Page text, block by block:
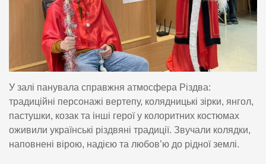
У залі панувала справжня атмосфера Різдва:
традиційні персонажі вертепу, колядницькі зірки, янгол,
пастушки, козак та інші герої у колоритних костюмах
оживили українські різдвяні традиції. Звучали колядки,
наповнені вірою, надією та любов’ю до рідної землі.